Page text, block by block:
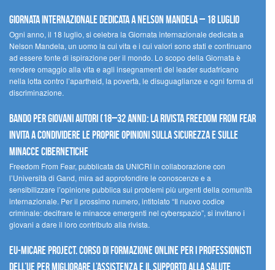
Giornata internazionale dedicata a Nelson Mandela – 18 luglio
Ogni anno, il 18 luglio, si celebra la Giornata internazionale dedicata a
Nelson Mandela, un uomo la cui vita e i cui valori sono stati e continuano
ad essere fonte di ispirazione per il mondo. Lo scopo della Giornata è
rendere omaggio alla vita e agli insegnamenti del leader sudafricano
nella lotta contro l’apartheid, la povertà, le disuguaglianze e ogni forma di
discriminazione.
Bando per giovani autori (18–32 anni): la Rivista Freedom From Fear
invita a condividere le proprie opinioni sulla sicurezza e sulle
minacce cibernetiche
Freedom From Fear, pubblicata da UNICRI in collaborazione con
l’Università di Gand, mira ad approfondire le conoscenze e a
sensibilizzare l’opinione pubblica sui problemi più urgenti della comunità
internazionale. Per il prossimo numero, intitolato “Il nuovo codice
criminale: decifrare le minacce emergenti nel cyberspazio”, si invitano i
giovani a dare il loro contributo alla rivista.
EU-MiCare Project. Corso di formazione online per i professionisti
dell’UE per migliorare l’assistenza e il supporto alla salute